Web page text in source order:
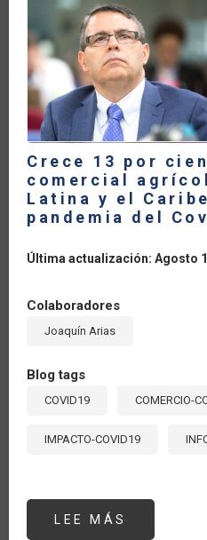
DEL
PACÍFICO
DESDE
AMÉRICA
LATINA
Y
EL
CARIBE
DURANTE
LA
DEL
COVID-
19
Crece 13 por
comercial
Latina y el
pandemia del
Última actualización: Agosto
Colaboradores
Joaquín Arias
Blog tags
COVID19 COMERCIO-
IMPACTO-COVID19
LEE MÁS